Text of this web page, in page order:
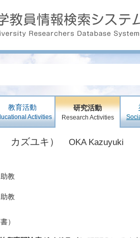
教育活動
Activities
研究活動
Research Activities
カズユキ） OKA Kazuyuki
教
教
）